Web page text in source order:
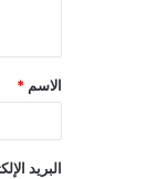
ق
*
الاسم *
البريد